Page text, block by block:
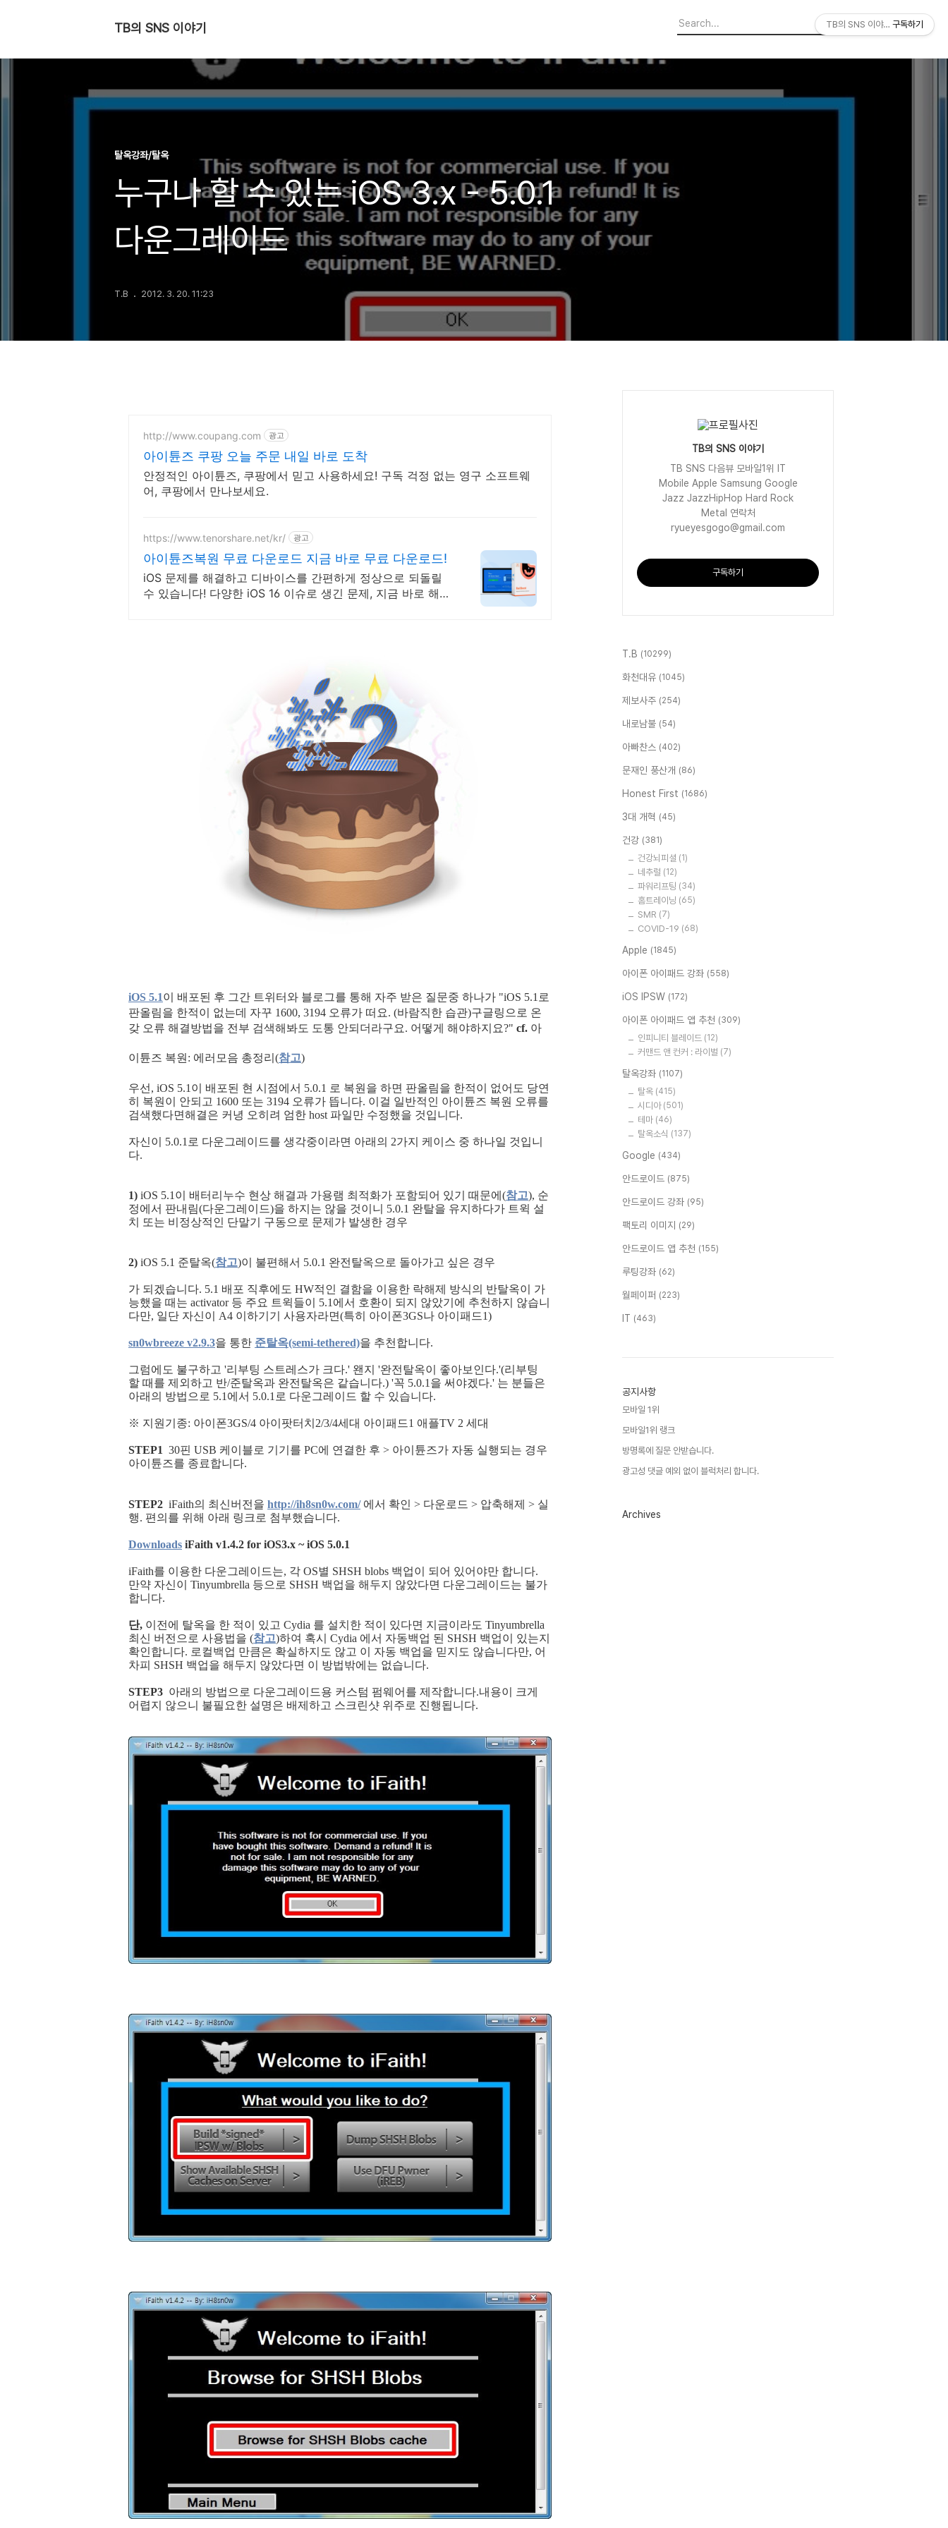
TB의 SNS 이야기
탈옥강좌/탈옥
누구나 할 수 있는 iOS 3.x - 5.0.1
다운그레이드
T.B 2012. 3. 20. 11:23
http://www.coupang.com 광고
아이튠즈 쿠팡 오늘 주문 내일 바로 도착
안정적인 아이튠즈, 쿠팡에서 믿고 사용하세요! 구독 걱정 없는 영구 소프트웨
어, 쿠팡에서 만나보세요.
https://www.tenorshare.net/kr/ 광고
아이튠즈복원 무료 다운로드 지금 바로 무료 다운로드!
iOS 문제를 해결하고 디바이스를 간편하게 정상으로 되돌릴
수 있습니다! 다양한 iOS 16 이슈로 생긴 문제, 지금 바로 해결
iOS 5.1이 배포된 후 그간 트위터와 블로그를 통해 자주 받은 질문중 하나가 "iOS 5.1로
판올림을 한적이 없는데 자꾸 1600, 3194 오류가 떠요. (바람직한 습관)구글링으로 온
갖 오류 해결방법을 전부 검색해봐도 도통 안되더라구요. 어떻게 해야하지요?" cf. 아
이튠즈 복원: 에러모음 총정리(참고)
우선, iOS 5.1이 배포된 현 시점에서 5.0.1 로 복원을 하면 판올림을 한적이 없어도 당연
히 복원이 안되고 1600 또는 3194 오류가 뜹니다. 이걸 일반적인 아이튠즈 복원 오류를
검색했다면해결은 커녕 오히려 엄한 host 파일만 수정했을 것입니다.
자신이 5.0.1로 다운그레이드를 생각중이라면 아래의 2가지 케이스 중 하나일 것입니
다.
1) iOS 5.1이 배터리누수 현상 해결과 가용램 최적화가 포함되어 있기 때문에(참고), 순
정에서 판내림(다운그레이드)을 하지는 않을 것이니 5.0.1 완탈을 유지하다가 트윅 설
치 또는 비정상적인 단말기 구동으로 문제가 발생한 경우
2) iOS 5.1 준탈옥(참고)이 불편해서 5.0.1 완전탈옥으로 돌아가고 싶은 경우
가 되겠습니다. 5.1 배포 직후에도 HW적인 결함을 이용한 락해제 방식의 반탈옥이 가
능했을 때는 activator 등 주요 트윅들이 5.1에서 호환이 되지 않았기에 추천하지 않습니
다만, 일단 자신이 A4 이하기기 사용자라면(특히 아이폰3GS나 아이패드1)
sn0wbreeze v2.9.3을 통한 준탈옥(semi-tethered)을 추천합니다.
그럼에도 불구하고 '리부팅 스트레스가 크다.' 왠지 '완전탈옥이 좋아보인다.'(리부팅
할 때를 제외하고 반/준탈옥과 완전탈옥은 같습니다.) '꼭 5.0.1을 써야겠다.' 는 분들은
아래의 방법으로 5.1에서 5.0.1로 다운그레이드 할 수 있습니다.
※ 지원기종: 아이폰3GS/4 아이팟터치2/3/4세대 아이패드1 애플TV 2 세대
STEP1 30핀 USB 케이블로 기기를 PC에 연결한 후 > 아이튠즈가 자동 실행되는 경우
아이튠즈를 종료합니다.
STEP2 iFaith의 최신버전을 http://ih8sn0w.com/에서 확인 > 다운로드 > 압축해제 > 실
행. 편의를 위해 아래 링크로 첨부했습니다.
Downloads iFaith v1.4.2 for iOS3.x ~ iOS 5.0.1
iFaith를 이용한 다운그레이드는, 각 OS별 SHSH blobs 백업이 되어 있어야만 합니다.
만약 자신이 Tinyumbrella 등으로 SHSH 백업을 해두지 않았다면 다운그레이드는 불가
합니다.
단, 이전에 탈옥을 한 적이 있고 Cydia 를 설치한 적이 있다면 지금이라도 Tinyumbrella
최신 버전으로 사용법을 (참고)하여 혹시 Cydia 에서 자동백업 된 SHSH 백업이 있는지
확인합니다. 로컬백업 만큼은 확실하지도 않고 이 자동 백업을 믿지도 않습니다만, 어
차피 SHSH 백업을 해두지 않았다면 이 방법밖에는 없습니다.
STEP3 아래의 방법으로 다운그레이드용 커스텀 펌웨어를 제작합니다.내용이 크게
어렵지 않으니 불필요한 설명은 배제하고 스크린샷 위주로 진행됩니다.
TB의 SNS 이야기
TB SNS 다음뷰 모바일1위 IT
Mobile Apple Samsung Google
Jazz JazzHipHop Hard Rock
Metal 연락처
ryueyesgogo@gmail.com
구독하기
T.B (10299)
화천대유 (1045)
제보사주 (254)
내로남불 (54)
아빠찬스 (402)
문재인 풍산개 (86)
Honest First (1686)
3대 개혁 (45)
건강 (381)
건강뇌피셜 (1)
네추럴 (12)
파워리프팅 (34)
홈트레이닝 (65)
SMR (7)
COVID-19 (68)
Apple (1845)
아이폰 아이패드 강좌 (558)
iOS IPSW (172)
아이폰 아이패드 앱 추천 (309)
인피니티 블레이드 (12)
커맨드 앤 컨커 : 라이벌 (7)
탈옥강좌 (1107)
탈옥 (415)
시디아 (501)
테마 (46)
탈옥소식 (137)
Google (434)
안드로이드 (875)
안드로이드 강좌 (95)
팩토리 이미지 (29)
안드로이드 앱 추천 (155)
루팅강좌 (62)
월페이퍼 (223)
IT (463)
공지사항
모바일 1위
모바일1위 랭크
방명록에 질문 안받습니다.
광고성 댓글 예외 없이 블럭처리 합니다.
Archives
TB의 SNS 이야기 구독하기